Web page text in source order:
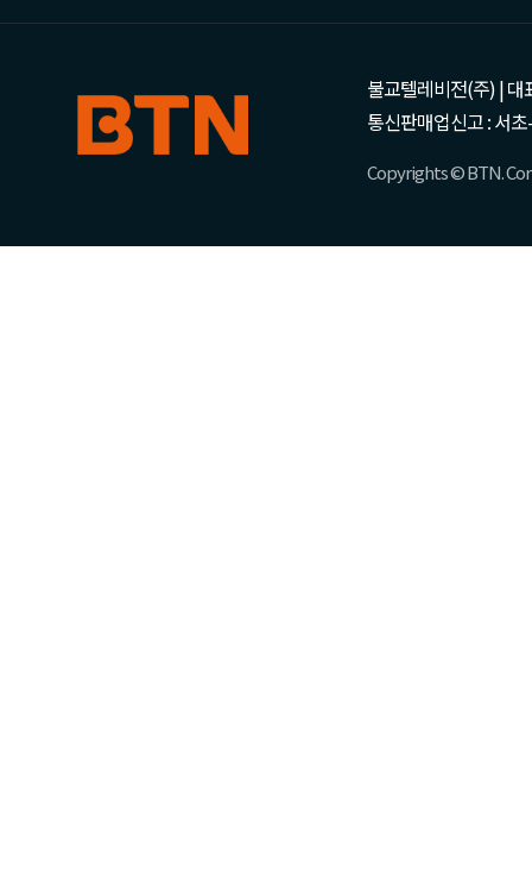
불교텔레비전(주) | 대
통신판매업신고 : 서
Copyrights © BTN.